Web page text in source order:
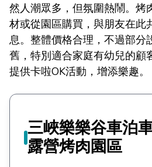
然人潮眾多，但氛圍熱鬧。烤
材或從園區購買，與朋友在此
息。整體價格合理，不過部分
舊，特別適合家庭有幼兒的顧
提供卡啦OK活動，增添樂趣。
三峽樂樂谷車泊
露營烤肉園區